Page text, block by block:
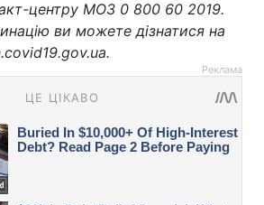
центру МОЗ 0 800 60 2019.
ви можете дізнатися на
Реклама